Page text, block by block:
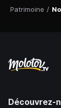
Patrimoine /
Découvrez-